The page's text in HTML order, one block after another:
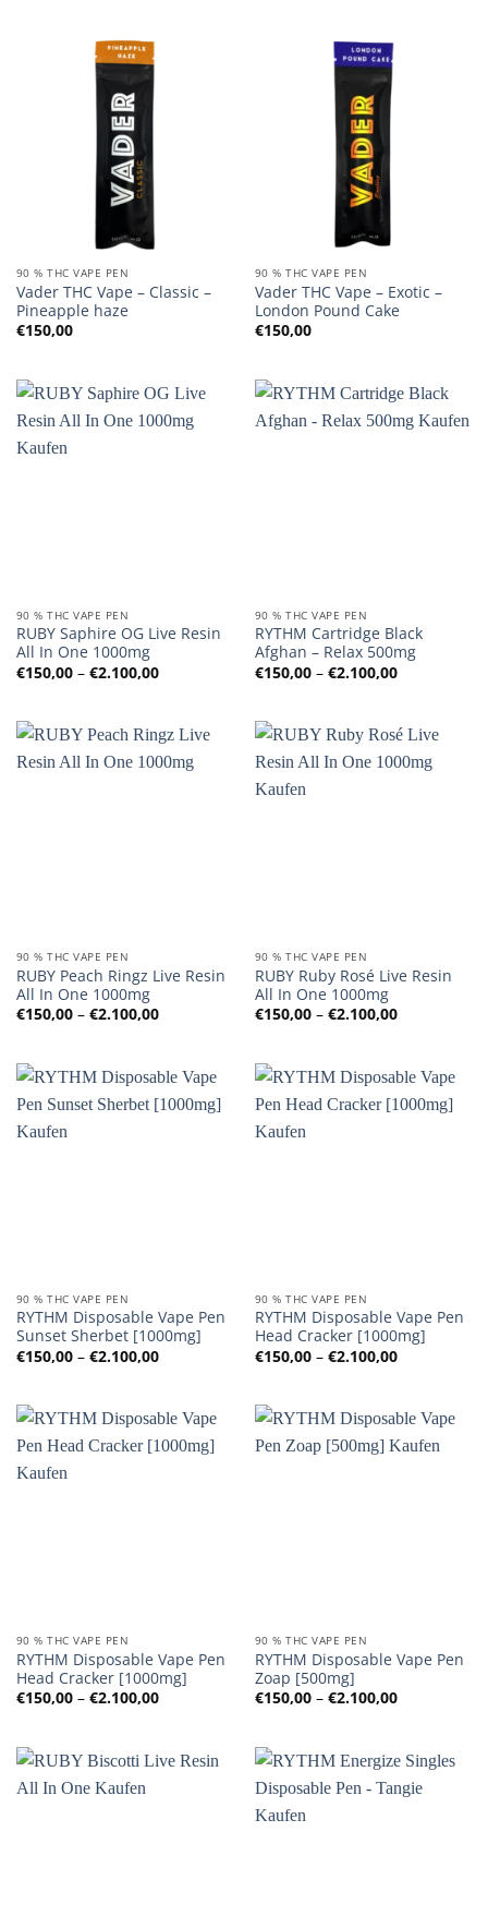
90 % THC VAPE PEN
Vader THC Vape – Classic –
Pineapple haze
€150,00
90 % THC VAPE PEN
Vader THC Vape – Exotic –
London Pound Cake
€150,00
90 % THC VAPE PEN
RUBY Saphire OG Live Resin
All In One 1000mg
€150,00 – €2.100,00Preisspanne:
€150,00
90 % THC VAPE PEN
RYTHM Cartridge Black
Afghan – Relax 500mg
€150,00 – €2.100,00
€150,00
90 % THC VAPE PEN
RUBY Peach Ringz Live Resin
All In One 1000mg
€150,00 – €2.100,00Preisspanne:
90 % THC VAPE PEN
RUBY Ruby Rosé Live Resin
All In One 1000mg
€150,00 – €2.100,00
90 % THC VAPE PEN
RYTHM Disposable Vape Pen
Sunset Sherbet [1000mg]
€150,00 – €2.100,00Preisspanne:
€150,00
90 % THC VAPE PEN
RYTHM Disposable Vape Pen
Head Cracker [1000mg]
€150,00 – €2.100,00
€150,00
90 % THC VAPE PEN
RYTHM Disposable Vape Pen
Head Cracker [1000mg]
€150,00 – €2.100,00Preisspanne:
90 % THC VAPE PEN
RYTHM Disposable Vape Pen
Zoap [500mg]
€150,00 – €2.100,00